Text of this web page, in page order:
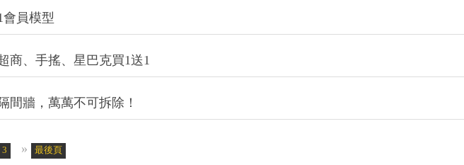
員模型
商、手搖、星巴克買1送1
間牆，萬萬不可拆除！
3 4 5 6
» 最後頁